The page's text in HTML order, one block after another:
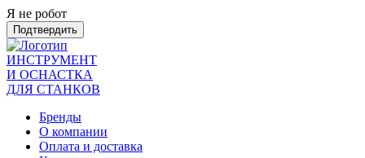
Я не робот
Подтвердить
ИНСТРУМЕНТ
И ОСНАСТКА
ДЛЯ СТАНКОВ
Бренды
О компании
Оплата и доставка